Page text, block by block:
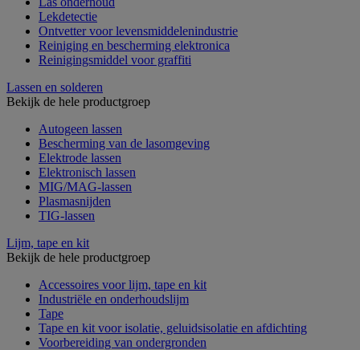
Lekdetectie
Ontvetter voor levensmiddelenindustrie
Reiniging en bescherming elektronica
Reinigingsmiddel voor graffiti
Lassen en solderen
Bekijk de hele productgroep
Autogeen lassen
Bescherming van de lasomgeving
Elektrode lassen
Elektronisch lassen
MIG/MAG-lassen
Plasmasnijden
TIG-lassen
Lijm, tape en kit
Bekijk de hele productgroep
Accessoires voor lijm, tape en kit
Industriële en onderhoudslijm
Tape
Tape en kit voor isolatie, geluidsisolatie en afdichting
Voorbereiding van ondergronden